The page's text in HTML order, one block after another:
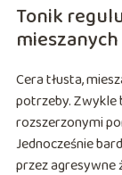
Tonik
mieszanych
Cera tłusta,
potrzeby. Zwykle
rozszerzonymi
Jednocześnie
przez agresywne